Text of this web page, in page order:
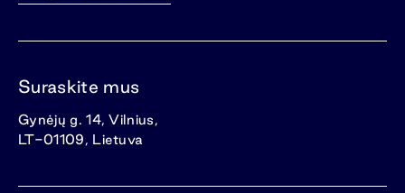
Suraskite mus
Gynėjų g. 14, Vilnius,
LT-01109, Lietuva